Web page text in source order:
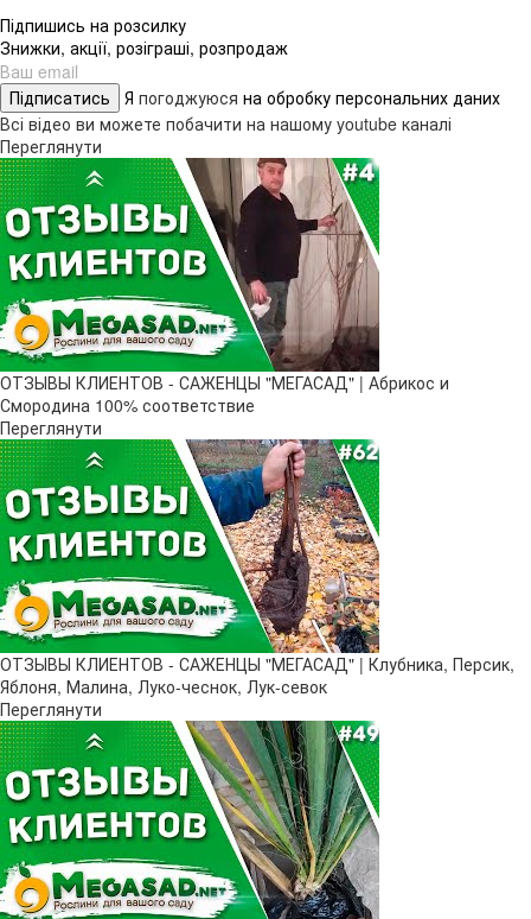
Підпишись на розсилку
Знижки, акції, розіграші, розпродаж
Підписатись Я погоджуюся на обробку персональних даних
Всі відео ви можете побачити на нашому youtube каналі
Переглянути
ОТЗЫВЫ КЛИЕНТОВ - САЖЕНЦЫ "МЕГАСАД" | Абрикос и
Смородина 100% соответствие
Переглянути
ОТЗЫВЫ КЛИЕНТОВ - САЖЕНЦЫ "МЕГАСАД" | Клубника, Персик,
Яблоня, Малина, Луко-чеснок, Лук-севок
Переглянути